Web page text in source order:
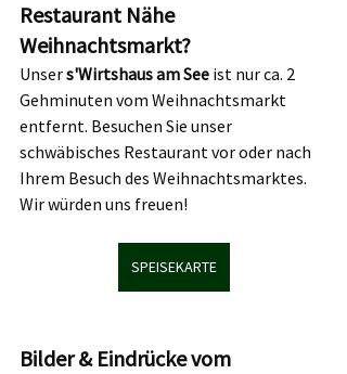
Restaurant Nähe
Weihnachtsmarkt?
Unser s'Wirtshaus am See ist nur ca. 2
Gehminuten vom Weihnachtsmarkt
entfernt. Besuchen Sie unser
schwäbisches Restaurant vor oder nach
Ihrem Besuch des Weihnachtsmarktes.
Wir würden uns freuen!
SPEISEKARTE
Bilder & Eindrücke vom